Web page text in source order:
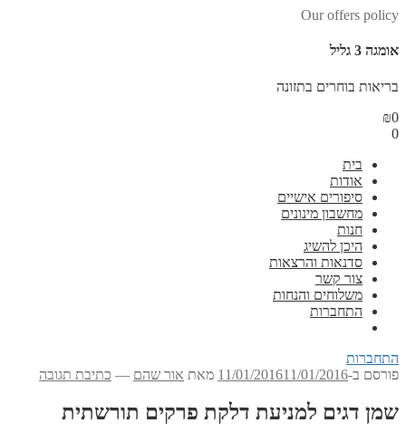
Our offers policy
אומגה 3 גליל
בריאות בוחרים בתזונה
₪0
0
בית
אודות
סיפורים אישיים
מחשבון מינונים
חנות
היכן להשיג
סדנאות והרצאות
צור קשר
משלוחים והנחות
התחברות
התחברות
פורסם ב-
11/01/201611/01/2016 מאת אור שהם — כתיבת תגובה
שמן דגים למניעת דלקת פרקים תורשתית